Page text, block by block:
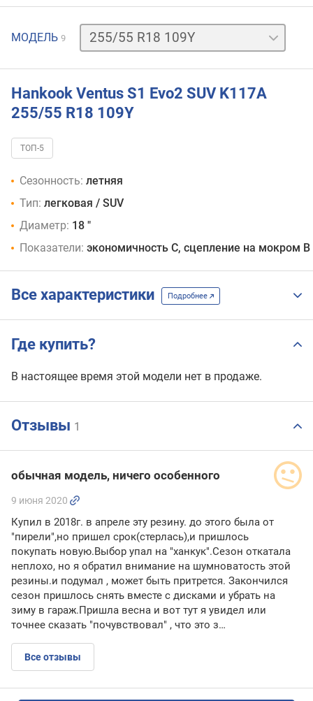
МОДЕЛЬ 9
255/55
R18
255/55
105
105
255/55
R18
W
R18
V
255/55
R18
V
RunFlat
255/55
R18
W
Hankook Ventus S1 Evo2 SUV K117A
255/55 R18 109Y
ТОП-5
Сезонность: летняя
Тип: легковая / SUV
Диаметр: 18 "
Показатели: экономичность C, сцепление на мокром B
Все характеристики Подробнее
Где купить?
В настоящее время этой модели нет в продаже.
Отзывы 1
обычная модель, ничего особенного
9 июня 2020
Купил в 2018г. в апреле эту резину. до этого была от
"пирели",но пришел срок(стерлась),и пришлось
покупать новую.Выбор упал на "ханкук".Сезон откатала
неплохо, но я обратил внимание на шумноватость этой
резины.и подумал , может быть притрется. Закончился
сезон пришлось снять вместе с дисками и убрать на
зиму в гараж.Пришла весна и вот тут я увидел или
точнее сказать "почувствовал" , что это з…
Все отзывы